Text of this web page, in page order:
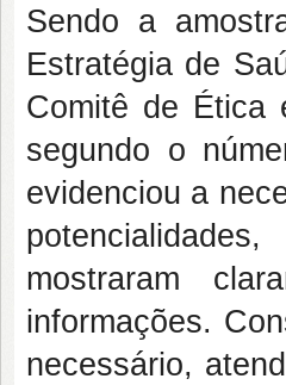
Sendo a
Estratégia de
Comitê de Ética
segundo o
evidenciou a
mostraram
informações.
necessário,